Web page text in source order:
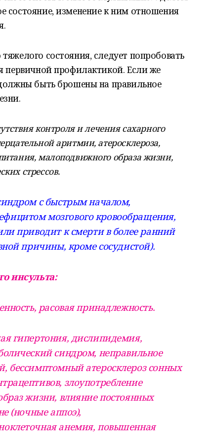
состояние, изменение к ним отношения
состояния, следует попробовать
первичной профилактикой. Если же
быть брошены на правильное
контроля и лечения сахарного
аритмии, атеросклероза,
малоподвижного образа жизни,
стрессов.
с быстрым началом,
мозгового кровообращения,
приводит к смерти в более ранний
причины, кроме сосудистой).
инсульта:
расовая принадлежность.
гипертония, дислипидемия,
синдром, неправильное
бессимптомный атеросклероз сонных
злоупотребление
жизни, влияние постоянных
(ночные аппоэ),
анемия, повышенная